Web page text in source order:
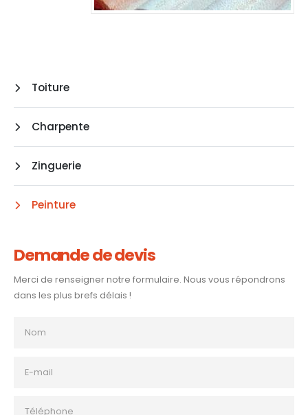
Toiture
Charpente
Zinguerie
Peinture
Demande de devis
Merci de renseigner notre formulaire. Nous vous répondrons
dans les plus brefs délais !